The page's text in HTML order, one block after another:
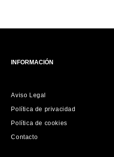
INFORMACIÓN
Aviso Legal
Política de privacidad
Política de cookies
Contacto